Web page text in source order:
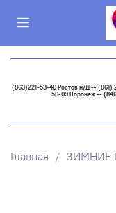
(863)221-53-40 Ростов н/Д -- (861)
50-09 Воронеж --
Главная ЗИМНИЕ